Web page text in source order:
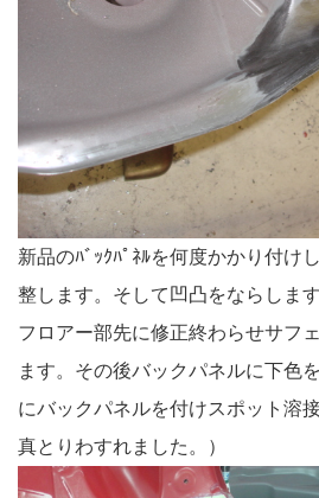
新品のﾊﾞｯｸﾊﾟﾈﾙを何度かかり付け
整します。そして凹凸をならします
フロアー部先に修正終わらせサフ
ます。その後バックパネルに下色
にバックパネルを付けスポット溶
真とりわすれました。）